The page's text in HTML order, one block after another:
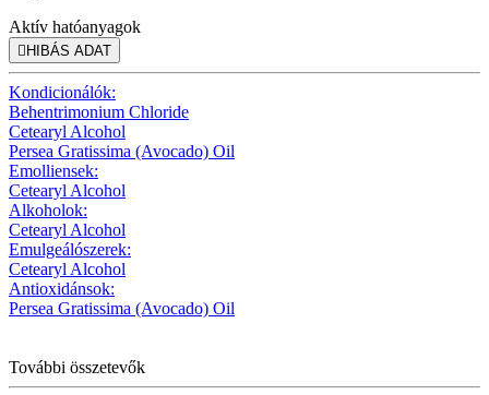
Aktív hatóanyagok
HIBÁS ADAT
Kondicionálók:
Behentrimonium Chloride
Cetearyl Alcohol
Persea Gratissima (Avocado) Oil
Emolliensek:
Cetearyl Alcohol
Alkoholok:
Cetearyl Alcohol
Emulgeálószerek:
Cetearyl Alcohol
Antioxidánsok:
Persea Gratissima (Avocado) Oil
További összetevők